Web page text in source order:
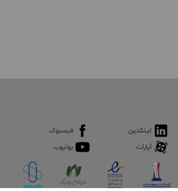
لینکدین
فیسبوک
آپارات یوتیوب